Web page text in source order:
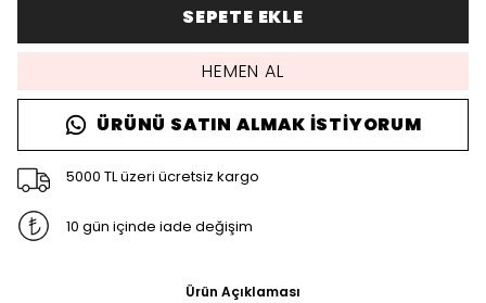
SEPETE EKLE
HEMEN AL
ÜRÜNÜ SATIN ALMAK İSTIYORUM
5000 TL üzeri ücretsiz kargo
10 gün içinde iade değişim
Ürün Açıklaması